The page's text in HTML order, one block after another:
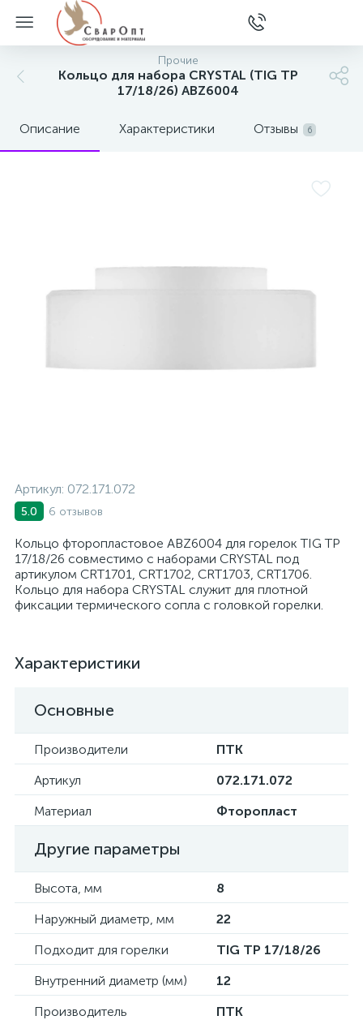
Прочие
Кольцо для набора CRYSTAL (TIG TP
17/18/26) ABZ6004
Описание Характеристики Отзывы 6
Артикул: 072.171.072
5.0 6 отзывов
Кольцо фторопластовое ABZ6004 для горелок TIG TP
17/18/26 совместимо с наборами CRYSTAL под
артикулом CRT1701, CRT1702, CRT1703, CRT1706.
Кольцо для набора CRYSTAL служит для плотной
фиксации термического сопла с головкой горелки.
Характеристики
Основные
Производители
ПТК
Артикул
072.171.072
Материал
Фторопласт
Другие параметры
Высота, мм
8
Наружный диаметр, мм
22
Подходит для горелки
TIG TP 17/18/26
Внутренний диаметр (мм)
12
Производитель
ПТК